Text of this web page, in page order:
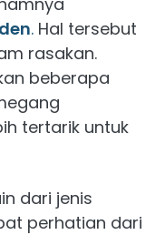
. Hal tersebut
rasakan.
beberapa
tertarik untuk
dari jenis
perhatian dari